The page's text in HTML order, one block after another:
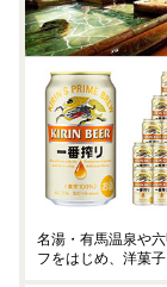
名湯・有馬温泉や
フをはじめ、洋菓